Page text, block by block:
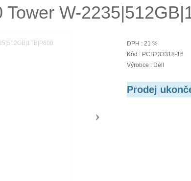
Tower W-
DPH : 21 %
Kód : PCB233318-16
Výrobce : Dell
Prodej